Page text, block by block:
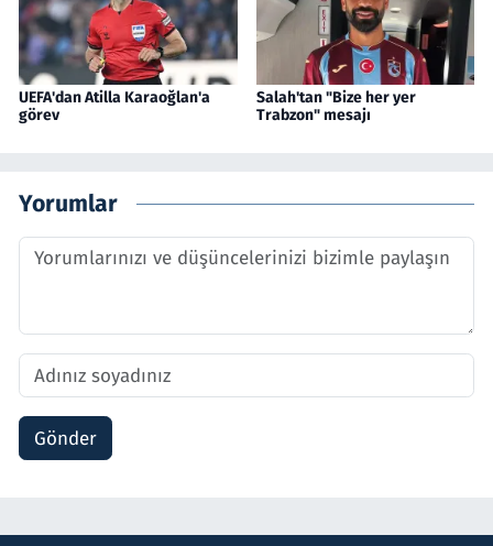
UEFA'dan Atilla Karaoğlan'a
görev
Salah'tan "Bize her yer
Trabzon" mesajı
Yorumlar
Gönder